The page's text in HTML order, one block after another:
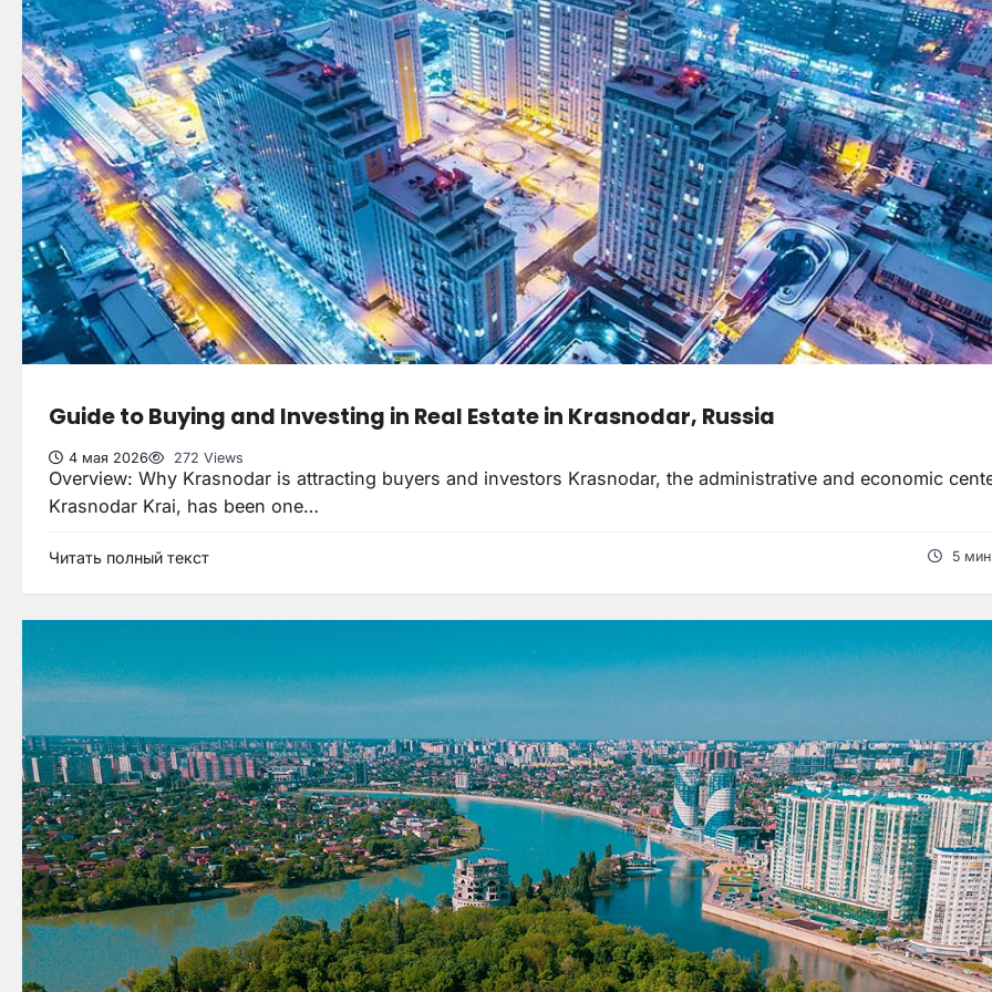
Guide to Buying and Investing in Real Estate in Krasnodar, Russia
4 мая 2026 272 Views
Overview: Why Krasnodar is attracting buyers and investors Krasnodar, the administrative and economic
Krasnodar Krai, has been one…
Читать полный текст 5